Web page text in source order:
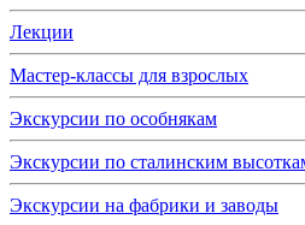
Лекции
Мастер-классы для взрослых
Экскурсии по особнякам
Экскурсии по сталинским
Экскурсии на фабрики и заводы